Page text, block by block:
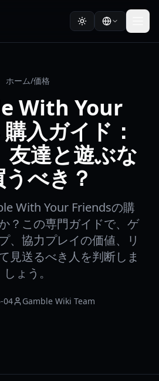
ホーム/価格
With Your
入ガイド：
友達と遊ぶな
うべき？
With Your Friendsの購
？この専門ガイドで、ゲ
、協力プレイの価値、リ
見送るべき人を判断しま
しょう。
04 Gamble Wiki Team